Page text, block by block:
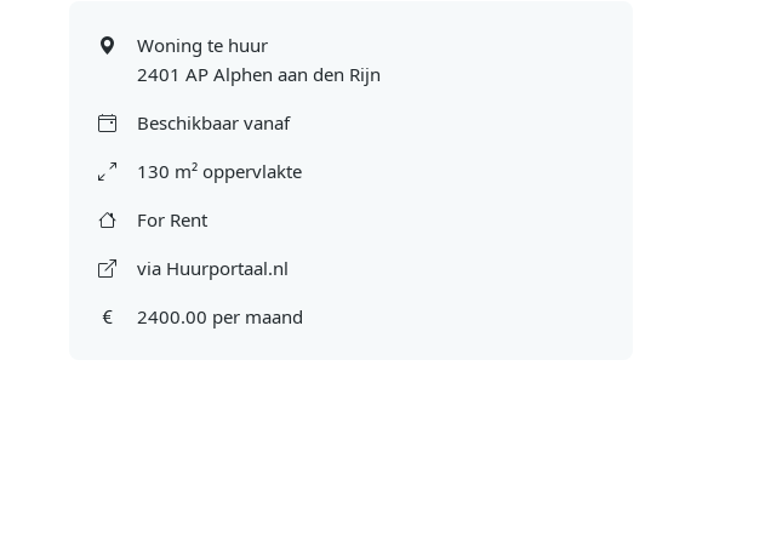
Woning te huur
2401 AP Alphen aan den Rijn
Beschikbaar vanaf
130 m² oppervlakte
For Rent
via Huurportaal.nl
2400.00 per maand